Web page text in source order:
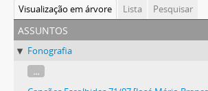
Visualização em árvore Lista Pesquisar
assuntos
Fonografia
...